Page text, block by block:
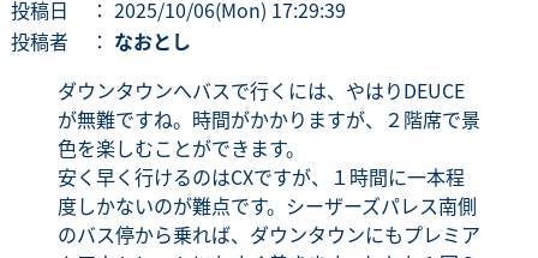
投稿日
： 2025/10/06(Mon) 17:29:39
投稿者
： なおとし
ダウンタウンへバスで行くには、やはりDEUCE
が無難ですね。時間がかかりますが、２階席で景
色を楽しむことができます。
安く早く行けるのはCXですが、１時間に一本程
度しかないのが難点です。シーザーズパレス南側
のバス停から乗れば、ダウンタウンにもプレミア